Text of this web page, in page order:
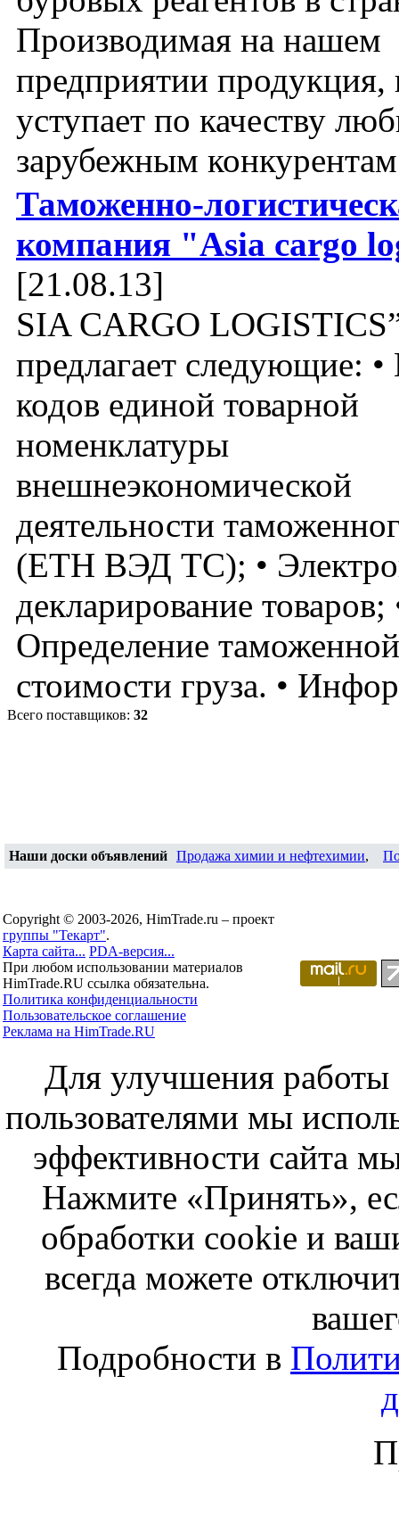
Производимая на нашем
предприятии продукция,
уступает по качеству
зарубежным
Таможенно-
компания "Asia cargo
[21.08.13]
SIA CARGO
предлагает следующие:
кодов единой товарной
номенклатуры
внешнеэкономической
деятельности
(ЕТН ВЭД ТС); •
декларирование товаров;
Определение таможенной
стоимости груза. •
Всего поставщиков: 32
Наши доски объявлений Продажа химии и нефтехимии,
Copyright © 2003-2026, HimTrade.ru – проект
группы "Текарт".
Карта сайта... PDA-версия...
При любом использовании материалов
HimTrade.RU ссылка обязательна.
Политика конфиденциальности
Пользовательское соглашение
Реклама на HimTrade.RU
Для улучшения работы
пользователями мы
эффективности сайта
Нажмите «Принять»,
обработки cookie и
всегда можете
Подробности в